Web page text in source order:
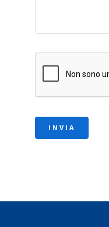
INVIA